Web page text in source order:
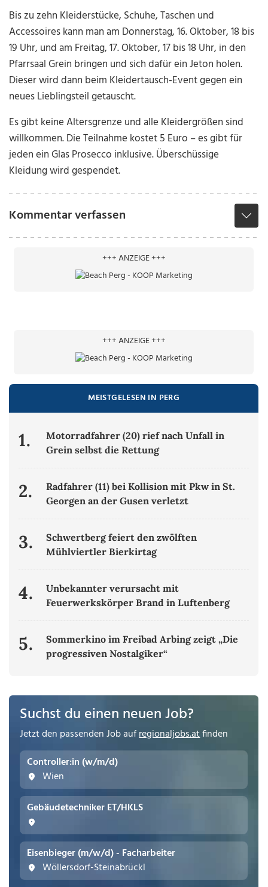
Bis zu zehn Kleiderstücke, Schuhe, Taschen und
Accessoires kann man am Donnerstag, 16. Oktober, 18 bis
19 Uhr, und am Freitag, 17. Oktober, 17 bis 18 Uhr, in den
Pfarrsaal Grein bringen und sich dafür ein Jeton holen.
Dieser wird dann beim Kleidertausch-Event gegen ein
neues Lieblingsteil getauscht.
Es gibt keine Altersgrenze und alle Kleidergrößen sind
willkommen. Die Teilnahme kostet 5 Euro – es gibt für
jeden ein Glas Prosecco inklusive. Überschüssige
Kleidung wird gespendet.
Kommentar verfassen
+++ ANZEIGE +++
+++ ANZEIGE +++
MEISTGELESEN IN PERG
1.
Motorradfahrer (20) rief nach Unfall in
Grein selbst die Rettung
2.
Radfahrer (11) bei Kollision mit Pkw in St.
Georgen an der Gusen verletzt
3.
Schwertberg feiert den zwölften
Mühlviertler Bierkirtag
4.
Unbekannter verursacht mit
Feuerwerkskörper Brand in Luftenberg
5.
Sommerkino im Freibad Arbing zeigt „Die
progressiven Nostalgiker“
Suchst du einen neuen Job?
Jetzt den passenden Job aufregionaljobs.atfinden
Controller:in (w/m/d)
Wien
Gebäudetechniker ET/HKLS
Eisenbieger (m/w/d) - Facharbeiter
Wöllersdorf-Steinabrückl